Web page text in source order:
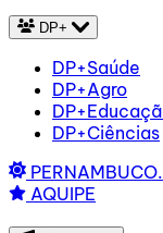
DP+
DP+Saúde
DP+Agro
DP+Ciências
AQUIPE